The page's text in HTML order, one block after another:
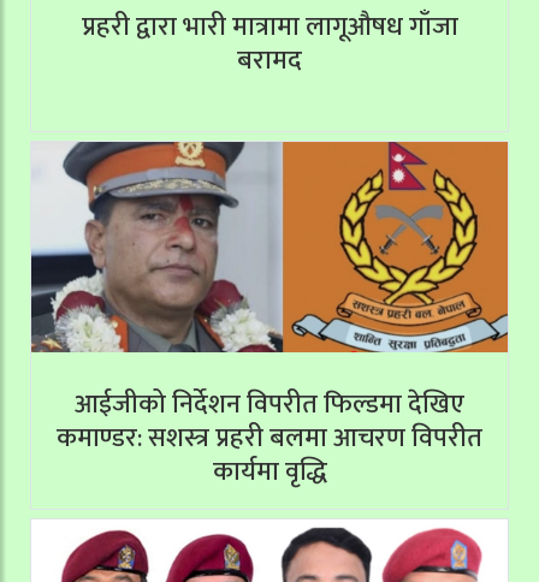
प्रहरी द्वारा भारी मात्रामा लागूऔषध गाँजा
बरामद
आईजीको निर्देशन विपरीत फिल्डमा देखिए
कमाण्डर: सशस्त्र प्रहरी बलमा आचरण विपरीत
कार्यमा वृद्धि